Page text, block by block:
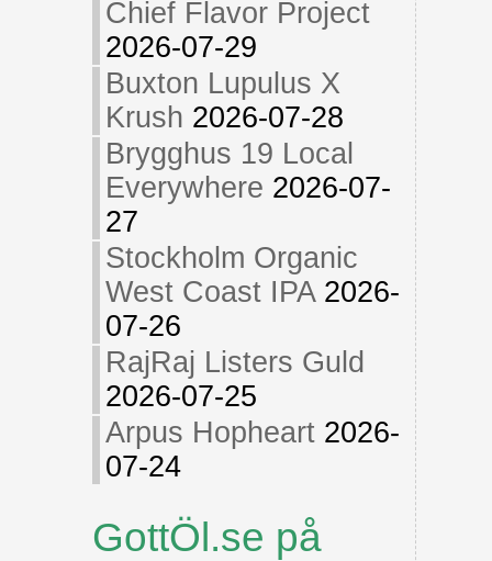
Chief Flavor Project
2026-07-29
Buxton Lupulus X
Krush 2026-07-28
Brygghus 19 Local
Everywhere 2026-07-
27
Stockholm Organic
West Coast IPA 2026-
07-26
RajRaj Listers Guld
2026-07-25
Arpus Hopheart 2026-
07-24
GottÖl.se på